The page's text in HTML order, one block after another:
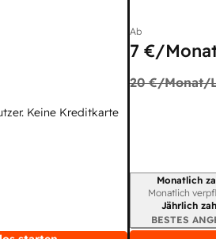
Keine Kreditkarte
Ab
7 €/
20 €/Monat/
Monatlich
Monatlich
Jährlich
BESTES